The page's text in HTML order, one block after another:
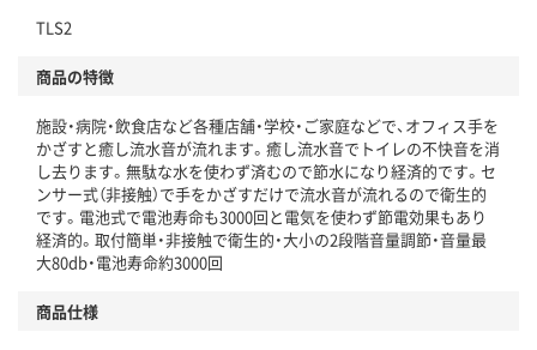
TLS2
商品の特徴
施設・病院・飲食店など各種店舗・学校・ご家庭などで、オフィス手を
かざすと癒し流水音が流れます。癒し流水音でトイレの不快音を消
し去ります。無駄な水を使わず済むので節水になり経済的です。セ
ンサー式（非接触）で手をかざすだけで流水音が流れるので衛生的
です。電池式で電池寿命も3000回と電気を使わず節電効果もあり
経済的。取付簡単・非接触で衛生的・大小の2段階音量調節・音量最
大80db・電池寿命約3000回
商品仕様